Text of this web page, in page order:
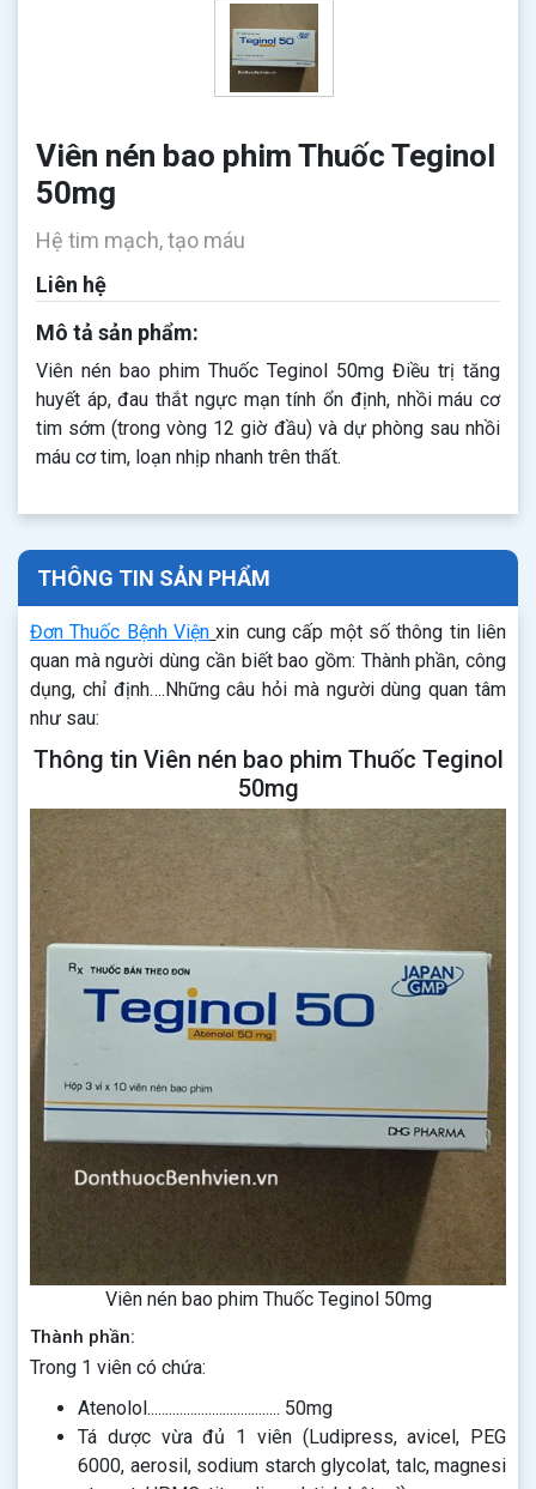
Viên nén bao phim Thuốc Teginol
50mg
Hệ tim mạch, tạo máu
Liên hệ
Mô tả sản phẩm:
Viên nén bao phim Thuốc Teginol 50mg Điều trị tăng
huyết áp, đau thắt ngực mạn tính ổn định, nhồi máu cơ
tim sớm (trong vòng 12 giờ đầu) và dự phòng sau nhồi
máu cơ tim, loạn nhịp nhanh trên thất.
THÔNG TIN SẢN PHẨM
Đơn Thuốc Bệnh Viện xin cung cấp một số thông tin liên
quan mà người dùng cần biết bao gồm: Thành phần, công
dụng, chỉ định….Những câu hỏi mà người dùng quan tâm
như sau:
Thông tin Viên nén bao phim Thuốc Teginol
50mg
Viên nén bao phim Thuốc Teginol 50mg
Thành phần:
Trong 1 viên có chứa:
Atenolol..................................... 50mg
Tá dược vừa đủ 1 viên (Ludipress, avicel, PEG
6000, aerosil, sodium starch glycolat, talc, magnesi